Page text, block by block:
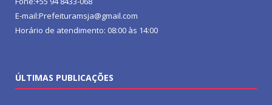
E-mail:Prefeituramsja@gmail.com
Horário de atendimento: 08:00 às 14:00
ÚLTIMAS PUBLICAÇÕES